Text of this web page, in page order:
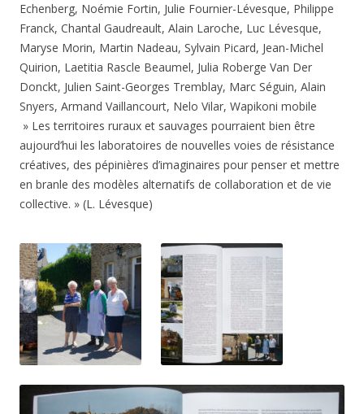
Echenberg, Noémie Fortin, Julie Fournier-Lévesque, Philippe
Franck, Chantal Gaudreault, Alain Laroche, Luc Lévesque,
Maryse Morin, Martin Nadeau, Sylvain Picard, Jean-Michel
Quirion, Laetitia Rascle Beaumel, Julia Roberge Van Der
Donckt, Julien Saint-Georges Tremblay, Marc Séguin, Alain
Snyers, Armand Vaillancourt, Nelo Vilar, Wapikoni mobile
» Les territoires ruraux et sauvages pourraient bien être
aujourd’hui les laboratoires de nouvelles voies de résistance
créatives, des pépinières d’imaginaires pour penser et mettre
en branle des modèles alternatifs de collaboration et de vie
collective. » (L. Lévesque)